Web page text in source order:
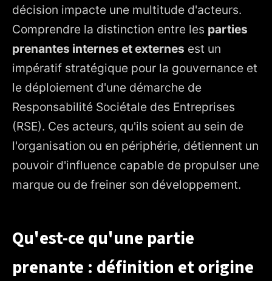
4. Cartographie et arbitrage : la gestion des intérêts
divergents
6. L'impact de la gestion des parties prenantes sur la
stratégie RSE
décision impacte une multitude d'acteurs.
Comprendre la distinction entre les parties
prenantes internes et externes est un
impératif stratégique pour la gouvernance et
le déploiement d'une démarche de
Responsabilité Sociétale des Entreprises
(RSE). Ces acteurs, qu'ils soient au sein de
l'organisation ou en périphérie, détiennent un
pouvoir d'influence capable de propulser une
marque ou de freiner son développement.
Qu'est-ce qu'une partie
prenante : définition et origine